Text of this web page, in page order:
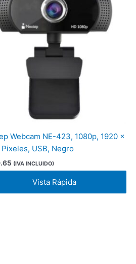
Webcam NE-423, 1080p, 1920 x
Pixeles, USB, Negro
(IVA INCLUIDO)
Vista Rápida